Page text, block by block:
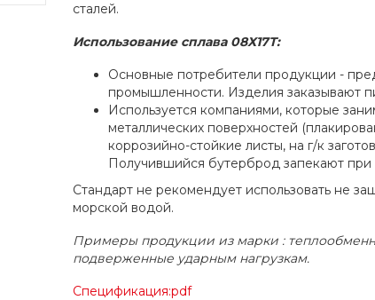
сталей.
Использование сплава 08Х17Т:
Основные потребители продукции -
промышленности. Изделия заказывают
Используется компаниями, которые
металлических поверхностей
коррозийно-стойкие листы, на г/к
Получившийся бутерброд запекают
Стандарт не рекомендует использовать не
морской водой.
Примеры продукции из марки :
подверженные ударным нагрузкам.
Спецификация:pdf